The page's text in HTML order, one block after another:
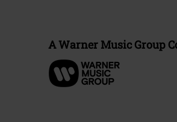
A Warner Music Group